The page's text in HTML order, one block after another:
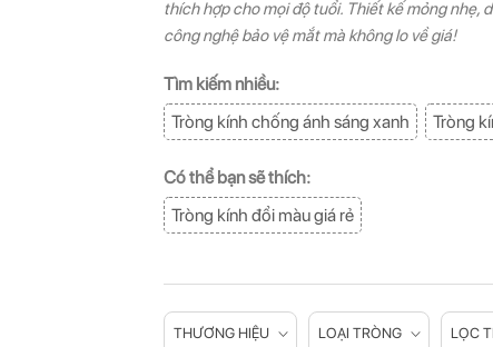
thích hợp cho mọi độ tuổi. Thiết kế mỏng nhẹ,
công nghệ bảo vệ mắt mà không lo về giá!
Tìm kiếm nhiều:
Tròng kính chống ánh sáng xanh
Tròng
Có thể bạn sẽ thích:
Tròng kính đổi màu giá rẻ
THƯƠNG HIỆU LOẠI TRÒNG LỌC